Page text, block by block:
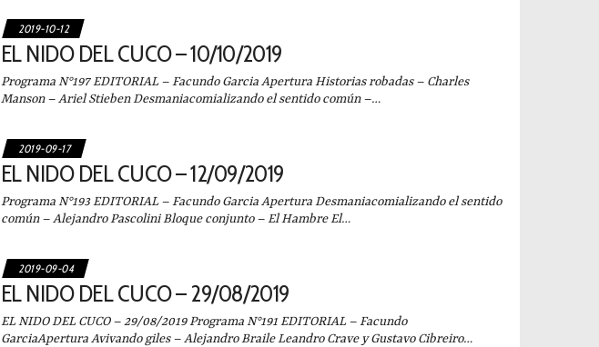
2019-10-12
EL NIDO DEL CUCO – 10/10/2019
Programa N°197 EDITORIAL – Facundo Garcia Apertura Historias robadas – Charles
Manson – Ariel Stieben Desmaniacomializando el sentido común –…
2019-09-17
EL NIDO DEL CUCO – 12/09/2019
Programa N°193 EDITORIAL – Facundo Garcia Apertura Desmaniacomializando el sentido
común – Alejandro Pascolini Bloque conjunto – El Hambre El…
2019-09-04
EL NIDO DEL CUCO – 29/08/2019
EL NIDO DEL CUCO – 29/08/2019 Programa N°191 EDITORIAL – Facundo
GarciaApertura Avivando giles – Alejandro Braile Leandro Crave y Gustavo Cibreiro…